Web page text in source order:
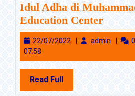
2021/
Idul Adha di
Education CenterIdul
Adha
di
Center
22/07/2022 22/07/2022
admin
07:58
Read FullRead
Full